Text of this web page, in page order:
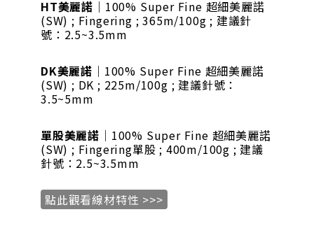
HT美麗諾 ｜100% Super Fine 超細美麗諾
(SW) ; Fingering ; 365m/100g ; 建議針
號：2.5~3.5mm
DK美麗諾 ｜100% Super Fine 超細美麗諾
(SW) ; DK ; 225m/100g ; 建議針號：
3.5~5mm
單股美麗諾 ｜100% Super Fine 超細美麗諾
(SW) ; Fingering單股 ; 400m/100g ; 建議
針號：2.5~3.5mm
點此觀看線材特性 >>>